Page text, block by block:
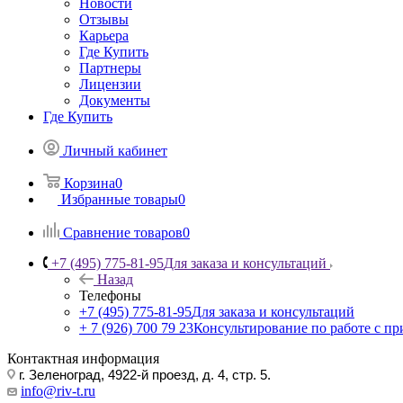
Новости
Отзывы
Карьера
Где Купить
Партнеры
Лицензии
Документы
Где Купить
Личный кабинет
Корзина0
Избранные товары0
Сравнение товаров0
+7 (495) 775-81-95Для заказа и консультаций
Назад
Телефоны
+7 (495) 775-81-95Для заказа и консультаций
+ 7 (926) 700 79 23Консультирование по работе с
Контактная информация
г. Зеленоград, 4922-й проезд, д. 4, стр. 5.
info@riv-t.ru